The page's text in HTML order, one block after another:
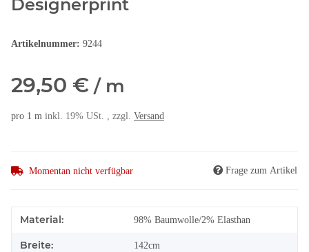
Designerprint
Artikelnummer: 9244
29,50 € / m
pro 1 m inkl. 19% USt. , zzgl. Versand
Momentan nicht verfügbar Frage zum Artikel
Material: 98% Baumwolle/2% Elasthan
Breite: 142cm